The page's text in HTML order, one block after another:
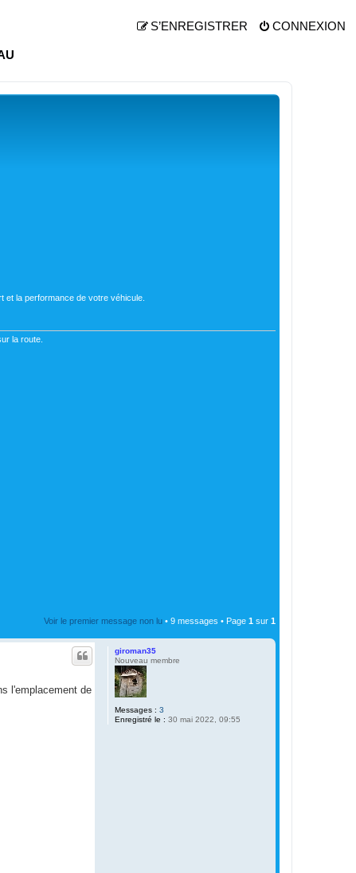
CONNEXION
S’ENREGISTRER
la performance de votre véhicule.
la route.
Voir le premier message non lu • 9 messages • Page 1 sur 1
giroman35
Nouveau membre
Messages : 3
Enregistré le : 30 mai 2022, 09:55
l'emplacement de